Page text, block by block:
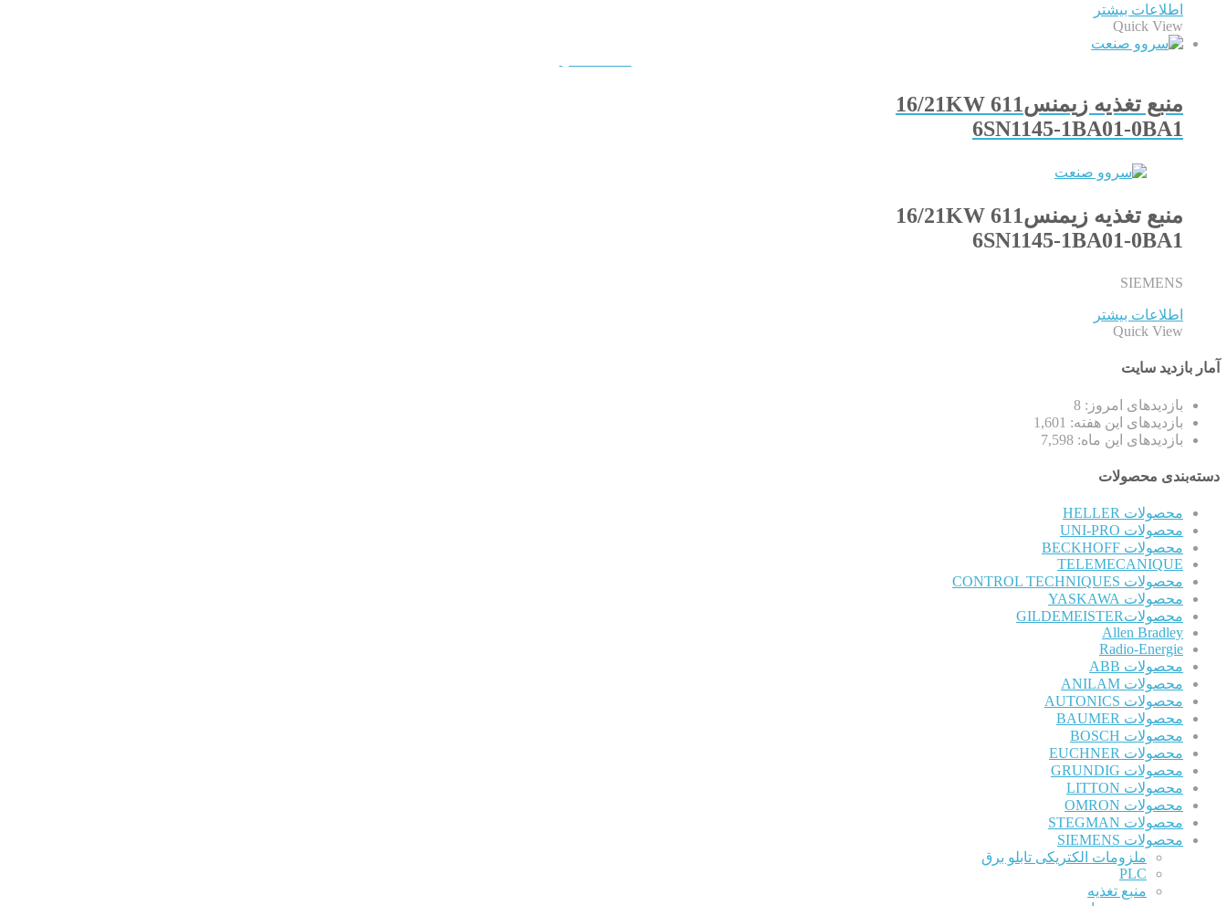
اطلاعات بیشتر
Quick View
منبع تغذیه زیمنس611 16/21KW
6SN1145-1BA01-0BA1
منبع تغذیه زیمنس611 16/21KW
6SN1145-1BA01-0BA1
SIEMENS
اطلاعات بیشتر
Quick View
آمار بازدید سایت
بازدیدهای امروز: 8
بازدیدهای این هفته: 1,601
بازدیدهای این ماه: 7,598
دسته‌بندی محصولات
محصولات HELLER
محصولات UNI-PRO
محصولات BECKHOFF
TELEMECANIQUE
محصولات CONTROL TECHNIQUES
محصولات YASKAWA
محصولاتGILDEMEISTER
Allen Bradley
Radio-Energie
محصولات ABB
محصولات ANILAM
محصولات AUTONICS
محصولات BAUMER
محصولات BOSCH
محصولات EUCHNER
محصولات GRUNDIG
محصولات LITTON
محصولات OMRON
محصولات STEGMAN
محصولات SIEMENS
ملزومات الکتریکی تابلو برق
PLC
منبع تغذیه